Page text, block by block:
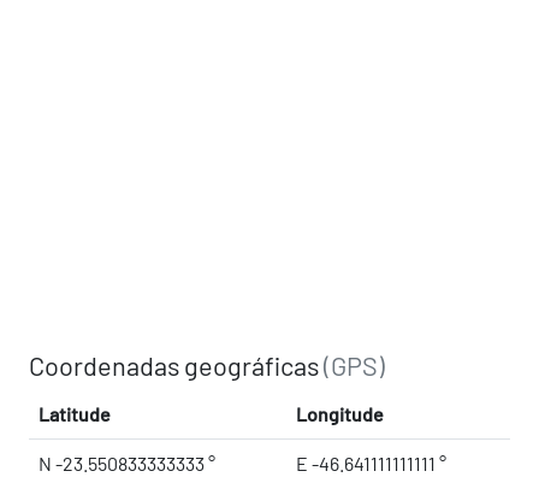
Coordenadas geográficas(GPS)
Latitude Longitude
N -23.550833333333 ° E -46.641111111111 °